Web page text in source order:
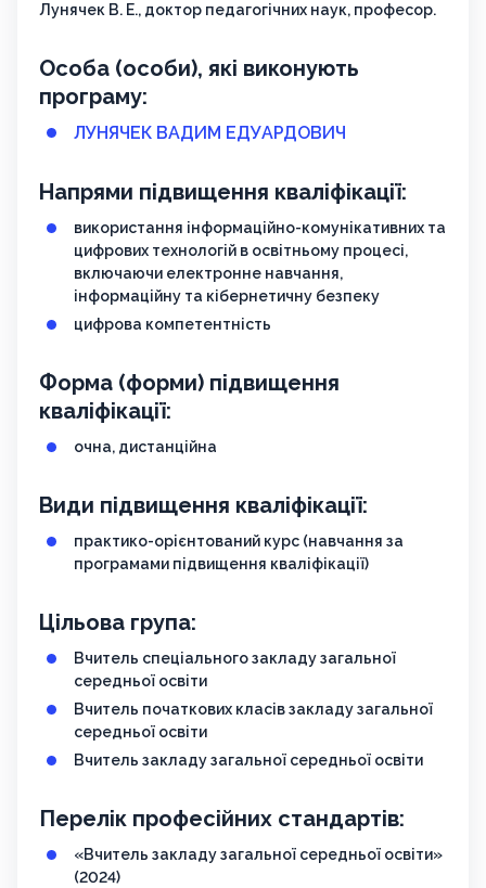
Лунячек В. Е., доктор педагогічних наук, професор.
Особа (особи), які виконують
програму:
ЛУНЯЧЕК ВАДИМ ЕДУАРДОВИЧ
Напрями підвищення кваліфікації:
використання інформаційно-комунікативних та
цифрових технологій в освітньому процесі,
включаючи електронне навчання,
інформаційну та кібернетичну безпеку
цифрова компетентність
Форма (форми) підвищення
кваліфікації:
очна, дистанційна
Види підвищення кваліфікації:
практико-орієнтований курс (навчання за
програмами підвищення кваліфікації)
Цільова група:
Вчитель спеціального закладу загальної
середньої освіти
Вчитель початкових класів закладу загальної
середньої освіти
Вчитель закладу загальної середньої освіти
Перелік професійних стандартів:
«Вчитель закладу загальної середньої освіти»
(2024)